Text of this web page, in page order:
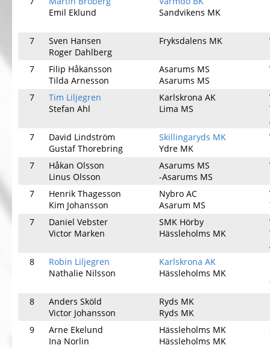
Emil Eklund
Sandvikens MK
7
Sven Hansen
Roger Dahlberg
Fryksdalens MK
7
Filip Håkansson
Tilda Arnesson
Asarums MS
Asarums MS
7
Tim Liljegren
Stefan Ahl
Karlskrona AK
Lima MS
7
David Lindström
Gustaf Thorebring
Skillingaryds MK
Ydre MK
7
Håkan Olsson
Linus Olsson
Asarums MS
-Asarums MS
7
Henrik Thagesson
Kim Johansson
Nybro AC
Asarum MS
7
Daniel Vebster
Victor Marken
SMK Hörby
Hässleholms MK
8
Robin Liljegren
Nathalie Nilsson
Karlskrona AK
Hässleholms MK
8
Anders Sköld
Victor Johansson
Ryds MK
Ryds MK
9
Arne Ekelund
Ina Norlin
Hässleholms MK
Hässleholms MK